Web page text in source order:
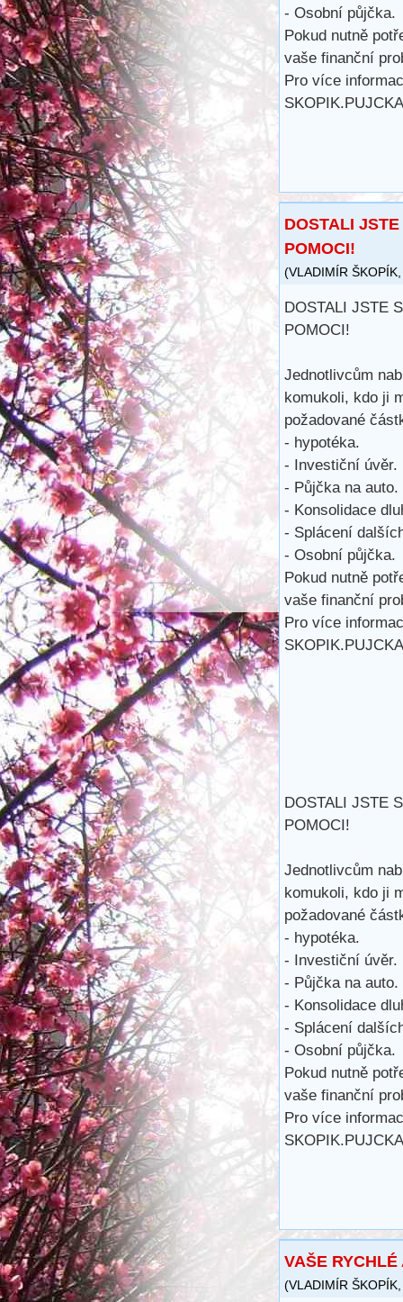
- Osobní půjčka.
Pokud nutně
vaše finanční
Pro více
DOSTALI
POMOCI!
(VLADIMÍR ŠKOPÍK
DOSTALI JSTE
POMOCI!
Jednotlivcům
komukoli, kdo ji
požadované
- hypotéka.
- Investiční úvěr.
- Půjčka na auto.
- Konsolidace
- Splácení
- Osobní půjčka.
Pokud nutně
vaše finanční
Pro více
DOSTALI JSTE
POMOCI!
Jednotlivcům
komukoli, kdo ji
požadované
- hypotéka.
- Investiční úvěr.
- Půjčka na auto.
- Konsolidace
- Splácení
- Osobní půjčka.
Pokud nutně
vaše finanční
Pro více
VAŠE
(VLADIMÍR ŠKOPÍK